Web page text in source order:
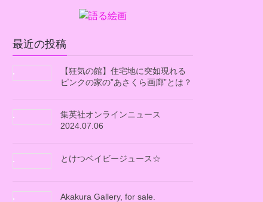
最近の投稿
【狂気の館】住宅地に突如現れる
ピンクの家の”あさくら画廊”とは？
集英社オンラインニュース
2024.07.06
とけつベイビージュース☆
Akakura Gallery, for sale.